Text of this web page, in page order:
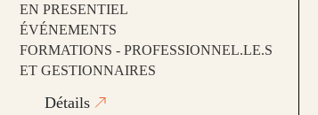
EN PRESENTIEL
ÉVÉNEMENTS
FORMATIONS - PROFESSIONNEL.LE.S
ET GESTIONNAIRES
Détails